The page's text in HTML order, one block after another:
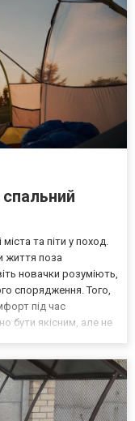
та піти у поход.
життя поза
новачки розуміють,
спорядження. Того,
під час
бути якісним, але не